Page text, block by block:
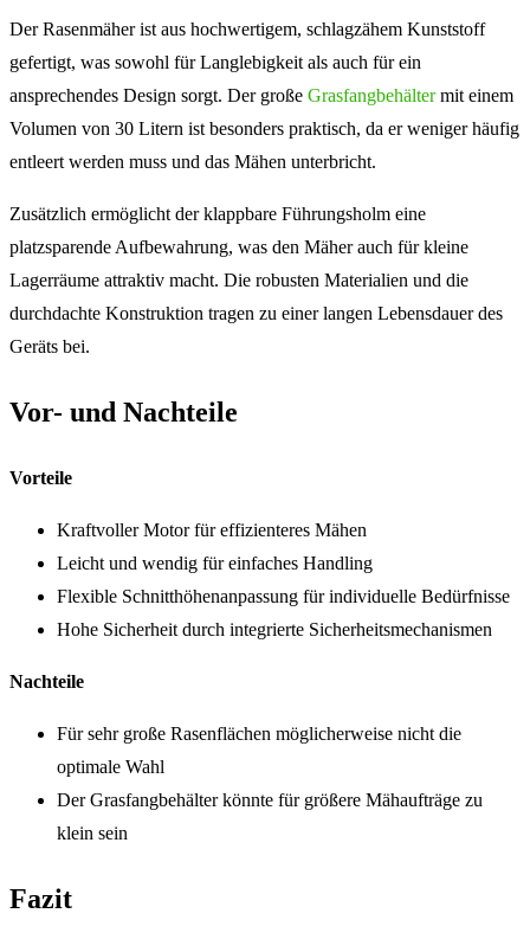
Der Rasenmäher ist aus hochwertigem, schlagzähem Kunststoff
gefertigt, was sowohl für Langlebigkeit als auch für ein
ansprechendes Design sorgt. Der große Grasfangbehältermit einem
Volumen von 30 Litern ist besonders praktisch, da er weniger häufig
entleert werden muss und das Mähen unterbricht.
Zusätzlich ermöglicht der klappbare Führungsholm eine
platzsparende Aufbewahrung, was den Mäher auch für kleine
Lagerräume attraktiv macht. Die robusten Materialien und die
durchdachte Konstruktion tragen zu einer langen Lebensdauer des
Geräts bei.
Vor- und Nachteile
Vorteile
Kraftvoller Motor für effizienteres Mähen
Leicht und wendig für einfaches Handling
Flexible Schnitthöhenanpassung für individuelle Bedürfnisse
Hohe Sicherheit durch integrierte Sicherheitsmechanismen
Nachteile
Für sehr große Rasenflächen möglicherweise nicht die
optimale Wahl
Der Grasfangbehälter könnte für größere Mähaufträge zu
klein sein
Fazit